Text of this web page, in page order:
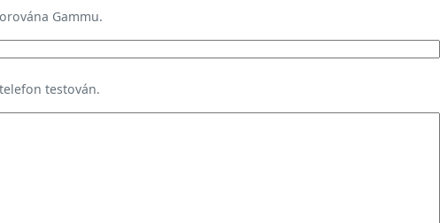
Gammu.
testován.